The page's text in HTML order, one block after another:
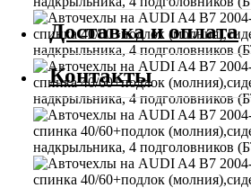
Доставка и оплата
Контакты